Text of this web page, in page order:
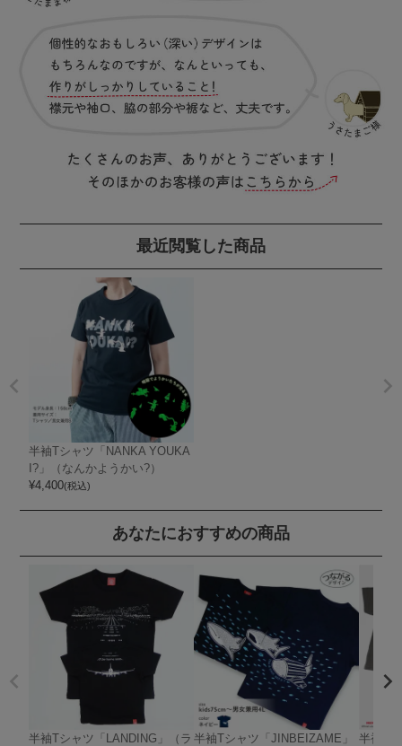
最近閲覧した商品
半袖Tシャツ「NANKA YOUKA
I?」（なんかようかい?）
¥4,400(税込)
あなたにおすすめの商品
半袖Tシャツ「LANDING」（ラ 半袖Tシャツ「JINBEIZAME」
半袖T